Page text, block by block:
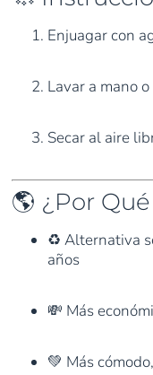
Enjuagar con
Lavar a mano
Secar al aire
🌎 ¿Por
♻️ Alternativa
años
💸 Más
💚 Más